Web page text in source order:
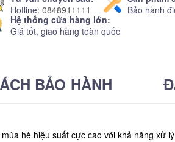
Hotline: 0848911111
Bảo hành
Hệ thống cửa hàng lớn:
Giá tốt, giao hàng toàn quốc
BẢO HÀNH
hè hiệu suất cực cao với khả năng